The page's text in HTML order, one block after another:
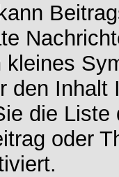
kleines
den
die
oder